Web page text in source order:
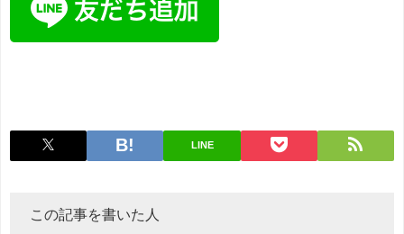
LINE
この記事を書いた人